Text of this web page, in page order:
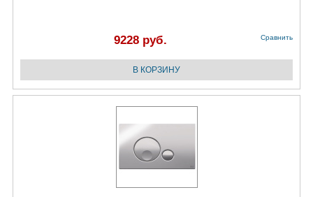
9228 руб. Сравнить